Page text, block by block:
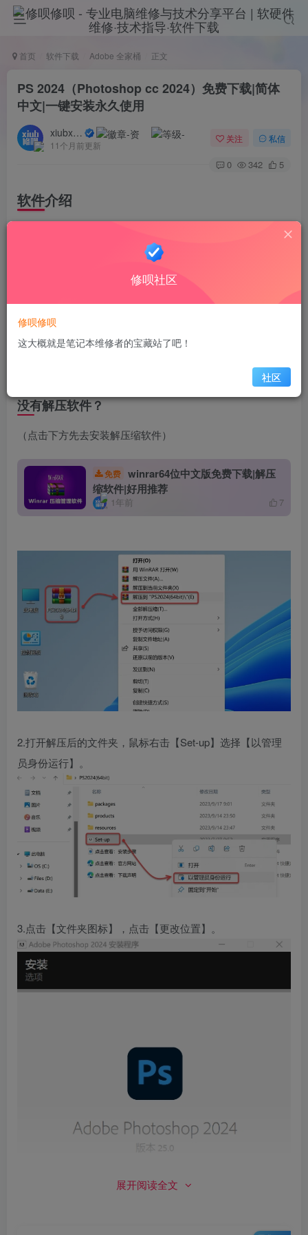
首页 软件下载 Adobe 全家桶 正文
PS 2024（Photoshop cc 2024）免费下载|简体
中文|一键安装永久使用
xiubxiub
11个月前更新
关注 私信
0 342 5
软件介绍
件。主要处理以像素所构成的数字图像。使用其众多的编修
与绘图工具，可以有效地进行图片编辑工作。PS有很多功
能，在图像、图形、文字、视频、出版等各方面都有涉及。
安装教程
没有解压软件？
（点击下方先去安装解压缩软件）
免费 winrar64位中文版免费下载|解压
缩软件|好用推荐
1年前 7
2.打开解压后的文件夹，鼠标右击【Set-up】选择【以管理
员身份运行】。
3.点击【文件夹图标】，点击【更改位置】。
展开阅读全文
修呗社区
修呗修呗
这大概就是笔记本维修者的宝藏站了吧！
社区